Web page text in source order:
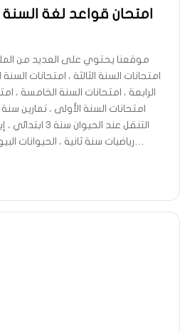
امتحان قواعد لغة
موقعنا يحتوي على العديد من
امتحانات السنة الثالثة ، امتحانات السنة
الرابعة ، امتحانات السنة الخامسة ،
امتحانات السنة الأولى ، تمارين سنة
التنقل عند
رياضيات سنة ثانية ، الحيوانات البيوضة، الحيوانات الولودة…